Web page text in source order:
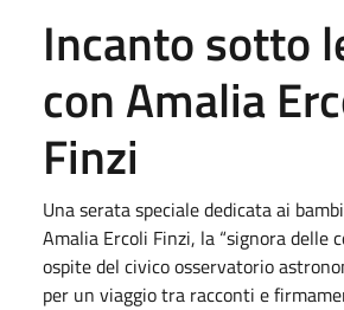
Incanto sotto
con Amalia
Finzi
Una serata speciale dedicata ai
Amalia Ercoli Finzi, la “signora delle
ospite del civico osservatorio
per un viaggio tra racconti e